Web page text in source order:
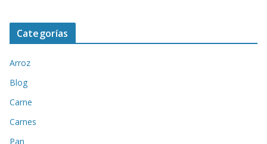
Categorías
Arroz
Blog
Carne
Carnes
Pan